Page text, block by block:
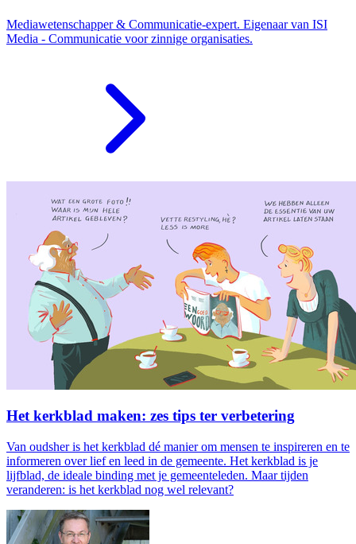
Mediawetenschapper & Communicatie-expert. Eigenaar van ISI
Media - Communicatie voor zinnige organisaties.
Het kerkblad maken: zes tips ter verbetering
Van oudsher is het kerkblad dé manier om mensen te inspireren en te
informeren over lief en leed in de gemeente. Het kerkblad is je
lijfblad, de ideale binding met je gemeenteleden. Maar tijden
veranderen: is het kerkblad nog wel relevant?